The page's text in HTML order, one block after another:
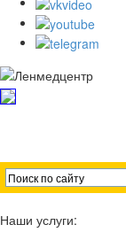
Наши услуги: